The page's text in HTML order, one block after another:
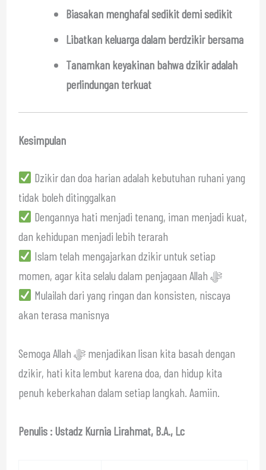
Biasakan menghafal sedikit demi sedikit
Libatkan keluarga dalam berdzikir bersama
Tanamkan keyakinan bahwa dzikir adalah
perlindungan terkuat
Kesimpulan
Dzikir dan doa harian adalah kebutuhan ruhani yang
tidak boleh ditinggalkan
Dengannya hati menjadi tenang, iman menjadi kuat,
dan kehidupan menjadi lebih terarah
Islam telah mengajarkan dzikir untuk setiap
momen, agar kita selalu dalam penjagaan Allah ﷻ
Mulailah dari yang ringan dan konsisten, niscaya
akan terasa manisnya
Semoga Allah ﷻ menjadikan lisan kita basah dengan
dzikir, hati kita lembut karena doa, dan hidup kita
penuh keberkahan dalam setiap langkah. Aamiin.
Penulis : Ustadz Kurnia Lirahmat, B.A., Lc